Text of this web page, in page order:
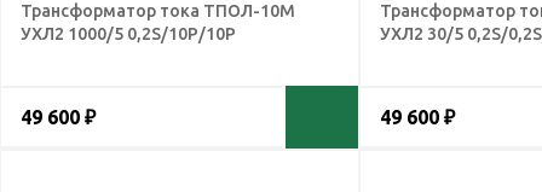
Трансформатор тока ТПОЛ-10М
УХЛ2 1000/5 0,2S/10Р/10Р
49 600 ₽
Трансформатор
УХЛ2 30/5 0,2S/
49 600 ₽